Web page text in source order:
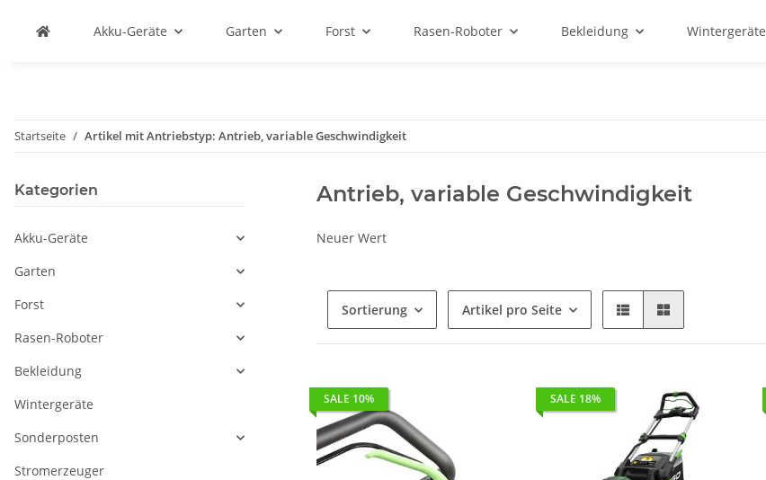
Akku-Geräte Garten Forst Rasen-Roboter Bekleidung Wintergeräte
Startseite Artikel mit Antriebstyp: Antrieb, variable Geschwindigkeit
Antrieb, variable Geschwindigkeit
Neuer Wert
Sortierung Artikel pro Seite
SALE 10% SALE 18%
Kategorien
Akku-Geräte
Garten
Forst
Rasen-Roboter
Bekleidung
Wintergeräte
Sonderposten
Stromerzeuger